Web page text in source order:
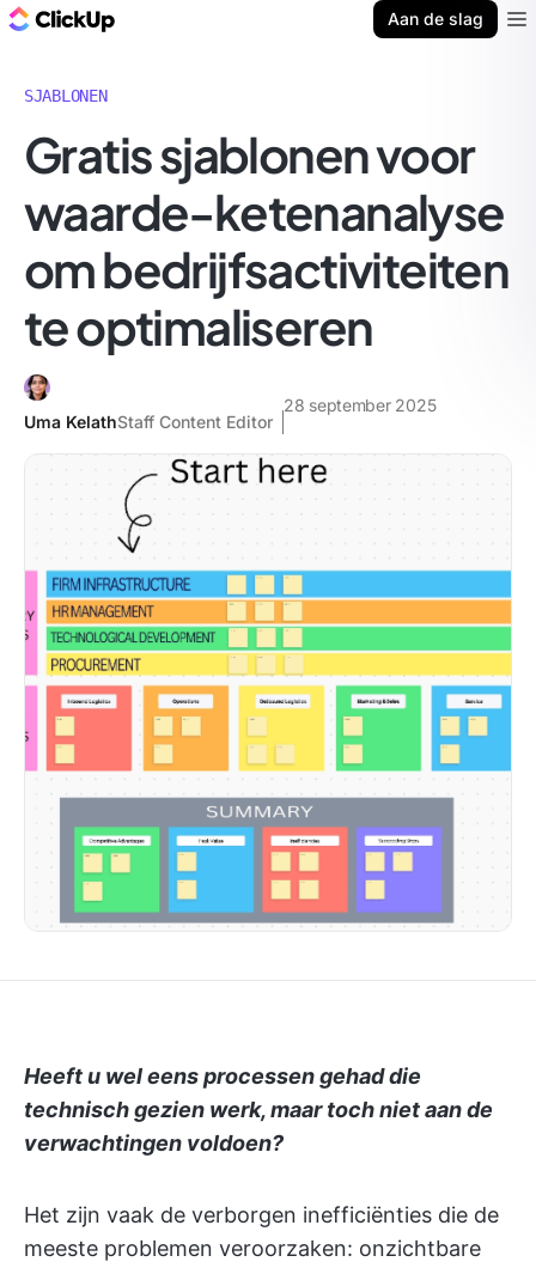
Aan de slag
SJABLONEN
Gratis sjablonen voor
waarde-ketenanalyse
om bedrijfsactiviteiten
te optimaliseren
Uma KelathStaff Content Editor
28 september 2025
Heeft u wel eens processen gehad die
technisch gezien werk, maar toch niet aan de
verwachtingen voldoen?
Het zijn vaak de verborgen inefficiënties die de
meeste problemen veroorzaken: onzichtbare